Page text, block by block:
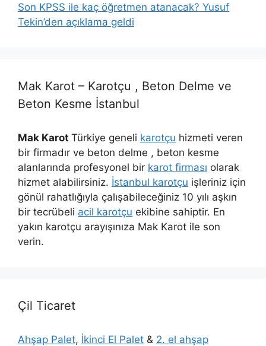
Son KPSS ile kaç öğretmen atanacak? Yusuf
Tekin’den açıklama geldi
Mak Karot – Karotçu , Beton Delme ve
Beton Kesme İstanbul
Mak Karot Türkiye geneli karotçu hizmeti veren
bir firmadır ve beton delme , beton kesme
alanlarında profesyonel bir karot firması olarak
hizmet alabilirsiniz. İstanbul karotçu işleriniz için
gönül rahatlığıyla çalışabileceğiniz 10 yılı aşkın
bir tecrübeli acil karotçu ekibine sahiptir. En
yakın karotçu arayışınıza Mak Karot ile son
verin.
Çil Ticaret
Ahşap Palet, İkinci El Palet & 2. el ahşap